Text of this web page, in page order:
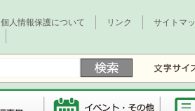
個人情報保護について リンク サイトマ